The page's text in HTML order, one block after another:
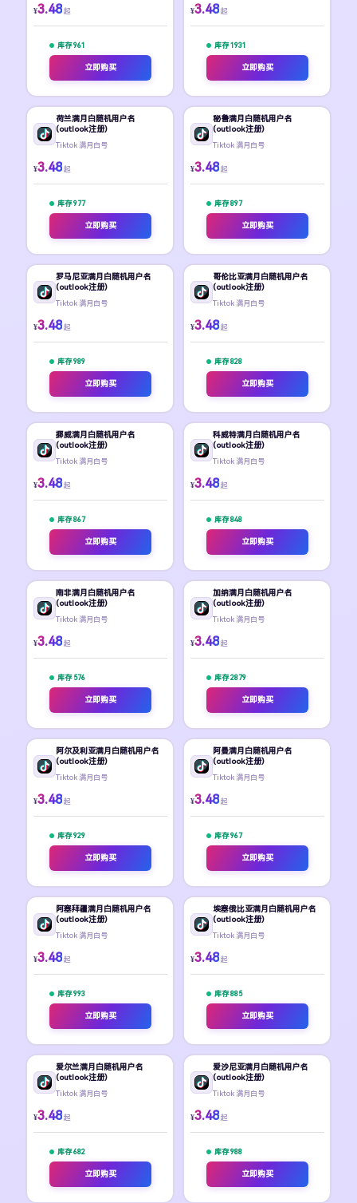
¥3.48 起
库存 961
立即购买
¥3.48 起
库存 1931
立即购买
荷兰满月白随机用户名
(outlook注册)
Tiktok 满月白号
¥3.48 起
库存 977
立即购买
秘鲁满月白随机用户名
(outlook注册)
Tiktok 满月白号
¥3.48 起
库存 897
立即购买
罗马尼亚满月白随机用户名
(outlook注册)
Tiktok 满月白号
¥3.48 起
库存 989
立即购买
哥伦比亚满月白随机用户名
(outlook注册)
Tiktok 满月白号
¥3.48 起
库存 828
立即购买
挪威满月白随机用户名
(outlook注册)
Tiktok 满月白号
¥3.48 起
库存 867
立即购买
科威特满月白随机用户名
(outlook注册)
Tiktok 满月白号
¥3.48 起
库存 848
立即购买
南非满月白随机用户名
(outlook注册)
Tiktok 满月白号
¥3.48 起
库存 576
立即购买
加纳满月白随机用户名
(outlook注册)
Tiktok 满月白号
¥3.48 起
库存 2879
立即购买
阿尔及利亚满月白随机用户名
(outlook注册)
Tiktok 满月白号
¥3.48 起
库存 929
立即购买
阿曼满月白随机用户名
(outlook注册)
Tiktok 满月白号
¥3.48 起
库存 967
立即购买
阿塞拜疆满月白随机用户名
(outlook注册)
Tiktok 满月白号
¥3.48 起
库存 993
立即购买
埃塞俄比亚满月白随机用户名
(outlook注册)
Tiktok 满月白号
¥3.48 起
库存 885
立即购买
爱尔兰满月白随机用户名
(outlook注册)
Tiktok 满月白号
¥3.48 起
库存 682
立即购买
爱沙尼亚满月白随机用户名
(outlook注册)
Tiktok 满月白号
¥3.48 起
库存 988
立即购买